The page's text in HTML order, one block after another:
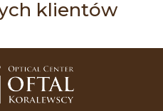
klientów